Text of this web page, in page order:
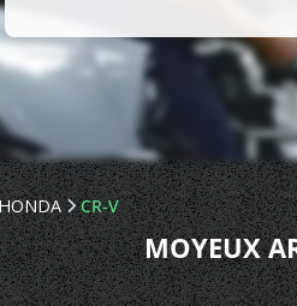
CR-V
MOYEUX